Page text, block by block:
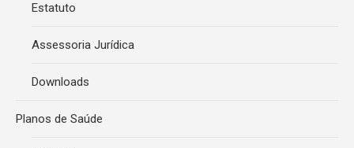
Estatuto
Assessoria Jurídica
Downloads
Planos de Saúde